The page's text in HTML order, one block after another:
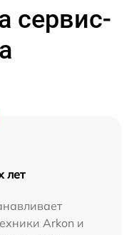
сервис-
лет
Arkon и